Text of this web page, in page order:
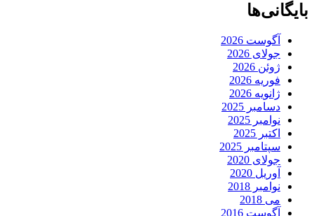
بایگانی‌ها
آگوست 2026
جولای 2026
ژوئن 2026
فوریه 2026
ژانویه 2026
دسامبر 2025
نوامبر 2025
اکتبر 2025
سپتامبر 2025
جولای 2020
آوریل 2020
نوامبر 2018
می 2018
آگوست 2016